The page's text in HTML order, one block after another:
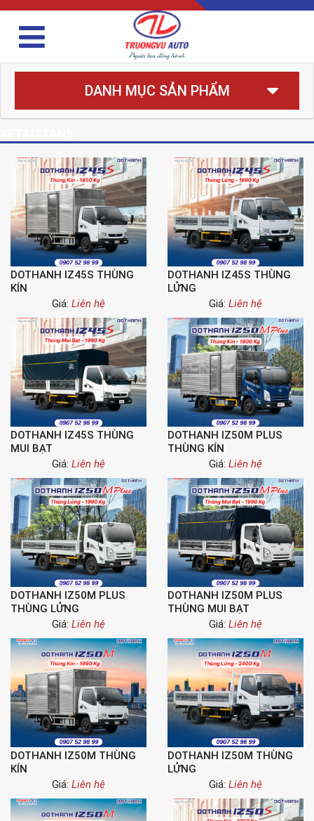
DANH MỤC SẢN PHẨM
DOTHANH IZ45S THÙNG
KÍN
Giá: Liên hệ
DOTHANH IZ45S THÙNG
LỬNG
Giá: Liên hệ
DOTHANH IZ45S THÙNG
MUI BẠT
Giá: Liên hệ
DOTHANH IZ50M PLUS
THÙNG KÍN
Giá: Liên hệ
DOTHANH IZ50M PLUS
THÙNG LỬNG
Giá: Liên hệ
DOTHANH IZ50M PLUS
THÙNG MUI BẠT
Giá: Liên hệ
DOTHANH IZ50M THÙNG
KÍN
Giá: Liên hệ
DOTHANH IZ50M THÙNG
LỬNG
Giá: Liên hệ